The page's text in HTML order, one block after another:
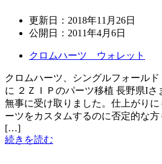
更新日： 2018年11月26日
公開日： 2011年4月6日
クロムハーツ ウォレット
クロムハーツ、シングルフォール
に ２ＺＩＰのパーツ移植 長野県Iさ
無事に受け取りました。仕上がり
ーツをカスタムするのに否定的な
[…]
続きを読む